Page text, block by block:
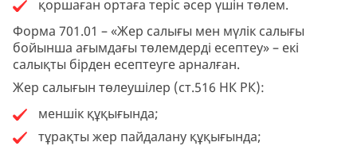
қоршаған ортаға теріс әсер үшін төлем.
Форма 701.01 – «Жер салығы мен мүлік салығы
бойынша ағымдағы төлемдерді есептеу» – екі
салықты бірден есептеуге арналған.
Жер салығын төлеушілер (ст.516 НК РК):
меншік құқығында;
тұрақты жер пайдалану құқығында;